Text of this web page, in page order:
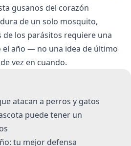
gusanos del corazón
de un solo mosquito,
los parásitos requiere una
año — no una idea de último
vez en cuando.
atacan a perros y gatos
puede tener un
tu mejor defensa